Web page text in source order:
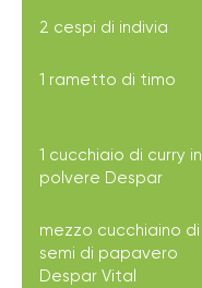
2 cespi di indivia
1 rametto di timo
1 cucchiaio di curry in
polvere Despar
mezzo cucchiaino di
semi di papavero
Despar Vital